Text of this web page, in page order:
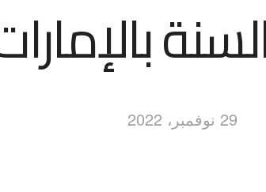
29 نوفمبر، 2022